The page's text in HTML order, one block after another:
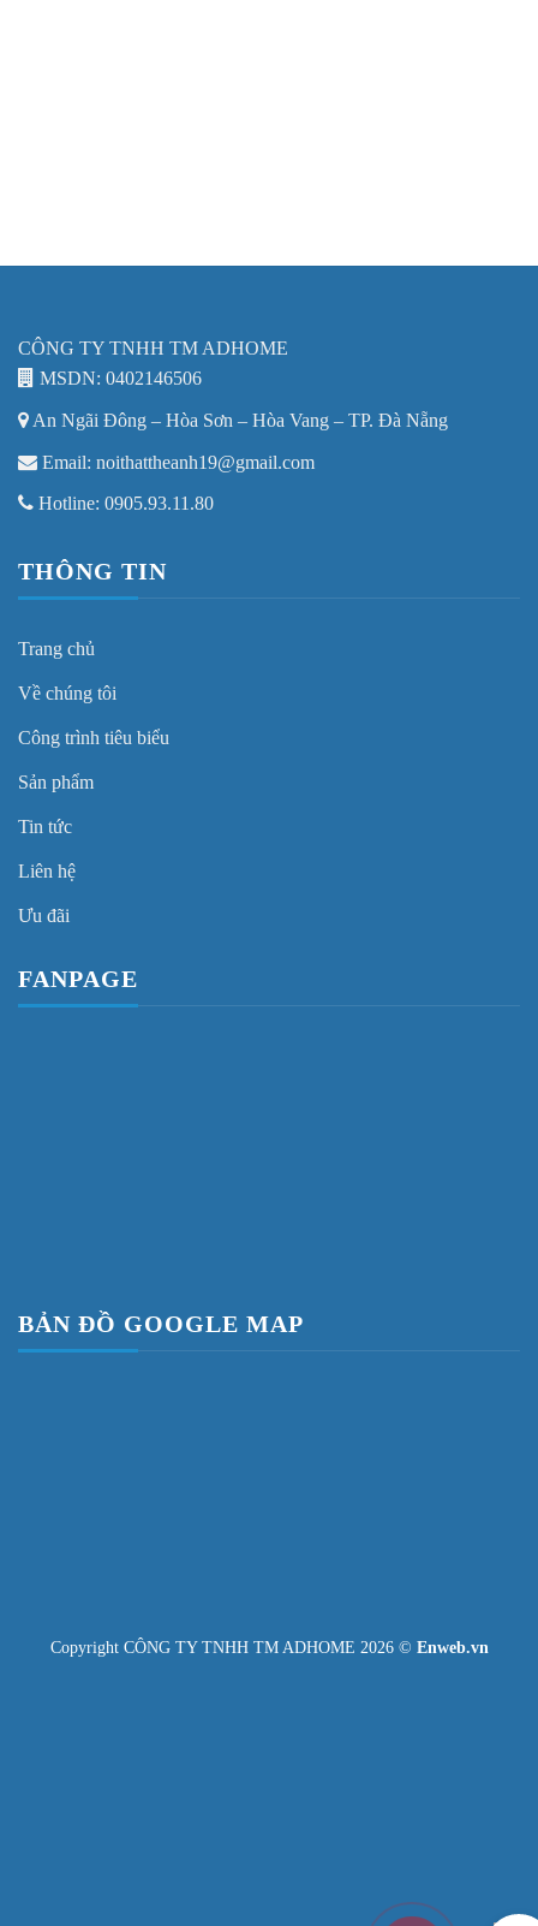
CÔNG TY TNHH TM ADHOME
MSDN: 0402146506
An Ngãi Đông – Hòa Sơn – Hòa Vang – TP. Đà Nẵng
Email: noithattheanh19@gmail.com
Hotline: 0905.93.11.80
THÔNG TIN
Trang chủ
Về chúng tôi
Công trình tiêu biểu
Sản phẩm
Tin tức
Liên hệ
Ưu đãi
FANPAGE
BẢN ĐỒ GOOGLE MAP
Copyright CÔNG TY TNHH TM ADHOME 2026 © Enweb.vn